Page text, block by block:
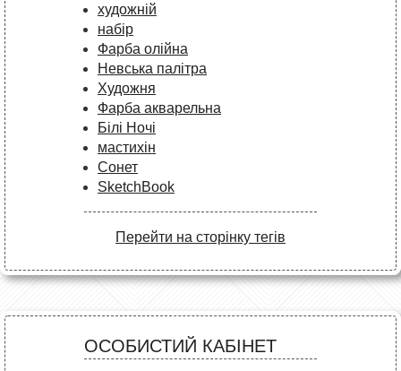
художній
набір
Фарба олійна
Невська палітра
Художня
Фарба акварельна
Білі Ночі
мастихін
Сонет
SketchBook
Перейти на сторінку тегів
ОСОБИСТИЙ КАБІНЕТ